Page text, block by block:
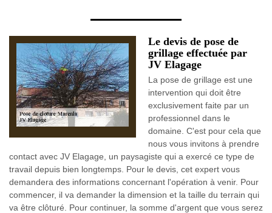
Le devis de pose de
grillage effectuée par
JV Elagage
La pose de grillage est une
intervention qui doit être
exclusivement faite par un
professionnel dans le
domaine. C'est pour cela que
nous vous invitons à prendre
contact avec JV Elagage, un paysagiste qui a exercé ce type de
travail depuis bien longtemps. Pour le devis, cet expert vous
demandera des informations concernant l'opération à venir. Pour
commencer, il va demander la dimension et la taille du terrain qui
va être clôturé. Pour continuer, la somme d'argent que vous serez